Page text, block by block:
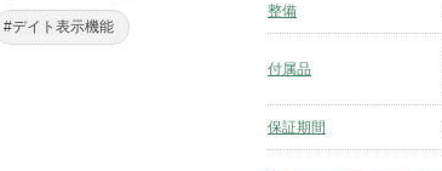
#デイト表示機能
整備
付属品
保証期間